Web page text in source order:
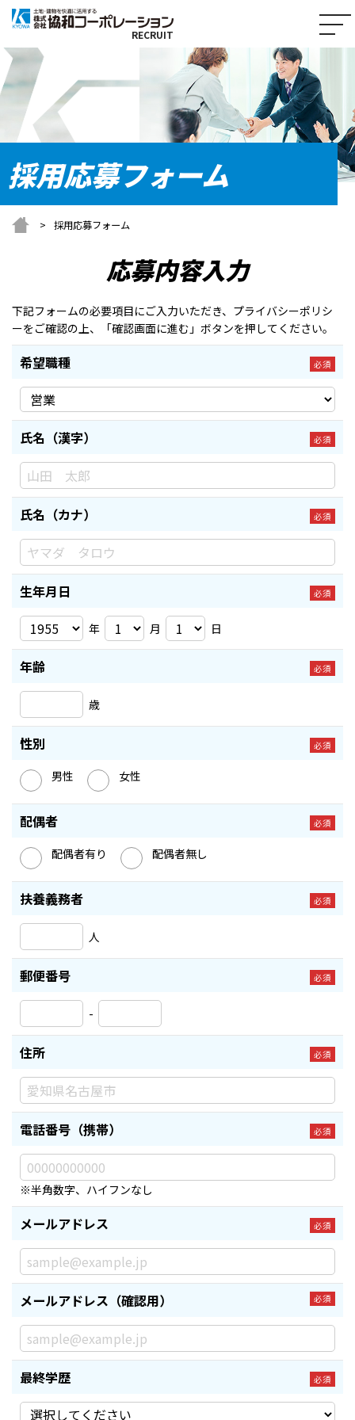
RECRUIT
採用応募フォーム
採用応募フォーム
応募内容入力
下記フォームの必要項目にご入力いただき、プライバシーポリシ
ーをご確認の上、
「確認画面に進む」ボタンを押してください。
希望職種 必須
氏名（漢字） 必須
氏名（カナ） 必須
生年月日 必須
年 月 日
年齢 必須
歳
性別 必須
男性 女性
配偶者 必須
配偶者有り 配偶者無し
扶養義務者 必須
人
郵便番号 必須
-
住所 必須
電話番号（携帯） 必須
※半角数字、ハイフンなし
メールアドレス 必須
メールアドレス（確認用） 必須
最終学歴 必須